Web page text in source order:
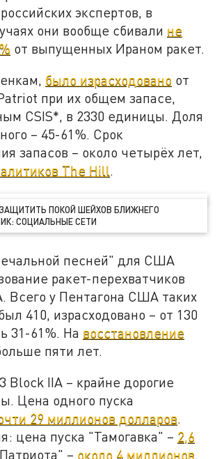
экспертов, в
они вообще сбивали не
от выпущенных Ираном ракет.
было израсходовано от
при их общем запасе,
CSIS*, в 2330 единицы. Доля
– 45-61%. Срок
запасов – около четырёх лет,
The Hill.
ЗАЩИТИТЬ ПОКОЙ ШЕЙХОВ БЛИЖНЕГО
СОЦИАЛЬНЫЕ СЕТИ
песней" для США
ракет-перехватчиков
Всего у Пентагона США таких
410, израсходовано – от 130
31-61%. На восстановление
пяти лет.
Block IIA – крайне дорогие
Цена одного пуска
29 миллионов долларов.
цена пуска "Тамогавка" – 2,6
– около 4 миллионов.